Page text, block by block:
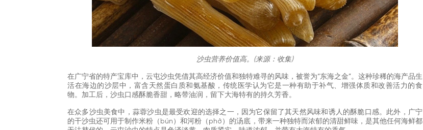
沙虫营养价值高。(来源：收集)
在广宁省的特产宝库中，云屯沙虫凭借其高经济价值和独特难寻的风味，被誉为“东海之金”。这种珍稀的海产品生
活在海边的沙层中，富含天然蛋白质和氨基酸，传统医学认为它是一种有助于补气、增强体质和改善活力的食
物。加工后，沙虫口感酥脆香甜，略带油润，留下大海特有的持久芳香。
在众多沙虫美食中，蒜蓉沙虫是最受欢迎的选择之一，因为它保留了其天然风味和诱人的酥脆口感。此外，广宁
的干沙虫还可用于制作米粉（bún）和河粉（phở）的汤底，带来一种独特而浓郁的清甜鲜味，是其他任何海鲜都